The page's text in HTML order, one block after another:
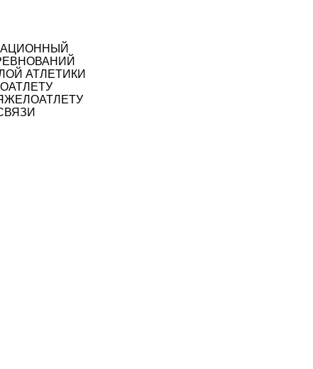
АТЛЕТИКИ